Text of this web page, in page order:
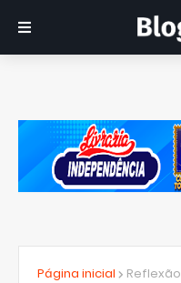
Página inicial Reflexão